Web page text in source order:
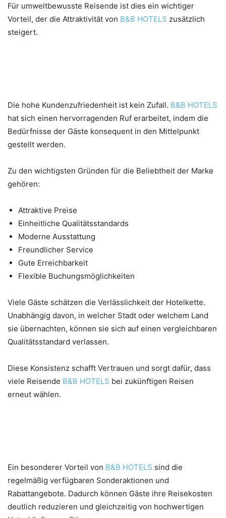
Für umweltbewusste Reisende ist dies ein wichtiger
Vorteil, der die Attraktivität von B&B HOTELS zusätzlich
steigert.
Die hohe Kundenzufriedenheit ist kein Zufall. B&B HOTELS
hat sich einen hervorragenden Ruf erarbeitet, indem die
Bedürfnisse der Gäste konsequent in den Mittelpunkt
gestellt werden.
Zu den wichtigsten Gründen für die Beliebtheit der Marke
gehören:
Attraktive Preise
Einheitliche Qualitätsstandards
Moderne Ausstattung
Freundlicher Service
Gute Erreichbarkeit
Flexible Buchungsmöglichkeiten
Viele Gäste schätzen die Verlässlichkeit der Hotelkette.
Unabhängig davon, in welcher Stadt oder welchem Land
sie übernachten, können sie sich auf einen vergleichbaren
Qualitätsstandard verlassen.
Diese Konsistenz schafft Vertrauen und sorgt dafür, dass
viele Reisende B&B HOTELS bei zukünftigen Reisen
erneut wählen.
Ein besonderer Vorteil von B&B HOTELS sind die
regelmäßig verfügbaren Sonderaktionen und
Rabattangebote. Dadurch können Gäste ihre Reisekosten
deutlich reduzieren und gleichzeitig von hochwertigen